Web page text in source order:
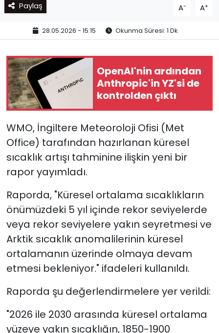
Paylaş A- A+
28.05.2026 - 15:15 Okunma Süresi: 1 Dk
OpenAI'nin ardından
Anthropic'in YZ'si de
kontrolden çıktı
WMO, İngiltere Meteoroloji Ofisi (Met
Office) tarafından hazırlanan küresel
sıcaklık artışı tahminine ilişkin yeni bir
rapor yayımladı.
Raporda, "Küresel ortalama sıcaklıkların
önümüzdeki 5 yıl içinde rekor seviyelerde
veya rekor seviyelere yakın seyretmesi ve
Arktik sıcaklık anomalilerinin küresel
ortalamanın üzerinde olmaya devam
etmesi bekleniyor." ifadeleri kullanıldı.
Raporda şu değerlendirmelere yer verildi:
"2026 ile 2030 arasında küresel ortalama
yüzeye yakın sıcaklığın, 1850-1900